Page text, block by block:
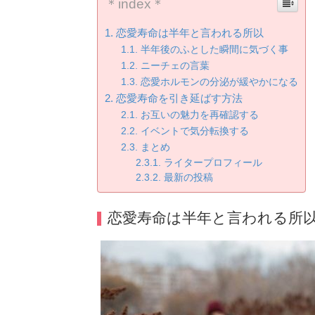
＊index＊
恋愛寿命は半年と言われる所以
半年後のふとした瞬間に気づく事
ニーチェの言葉
恋愛ホルモンの分泌が緩やかになる
恋愛寿命を引き延ばす方法
お互いの魅力を再確認する
イベントで気分転換する
まとめ
ライタープロフィール
最新の投稿
恋愛寿命は半年と言われる所